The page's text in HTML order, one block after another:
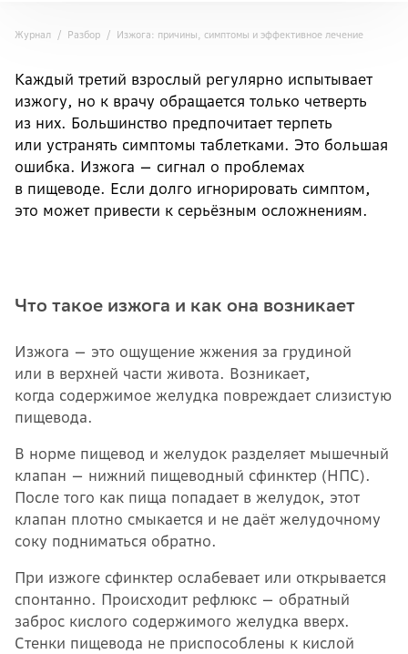
Журнал Разбор Изжога: причины, симптомы и эффективное лечение
Каждый третий взрослый регулярно испытывает
изжогу, но к врачу обращается только четверть
из них. Большинство предпочитает терпеть
или устранять симптомы таблетками. Это большая
ошибка. Изжога — сигнал о проблемах
в пищеводе. Если долго игнорировать симптом,
это может привести к серьёзным осложнениям.
Что такое изжога и как она возникает
Изжога — это ощущение жжения за грудиной
или в верхней части живота. Возникает,
когда содержимое желудка повреждает слизистую
пищевода.
В норме пищевод и желудок разделяет мышечный
клапан — нижний пищеводный сфинктер (НПС).
После того как пища попадает в желудок, этот
клапан плотно смыкается и не даёт желудочному
соку подниматься обратно.
При изжоге сфинктер ослабевает или открывается
спонтанно. Происходит рефлюкс — обратный
заброс кислого содержимого желудка вверх.
Стенки пищевода не приспособлены к кислой